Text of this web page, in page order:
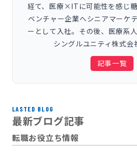
経て、医療×ITに可能性を感じ
ベンチャー企業へシニアマーケ
ーとして入社。その後、医療系
シングルユニティ株式会
記事一覧
LASTED BLOG
最新ブログ記事
転職お役立ち情報